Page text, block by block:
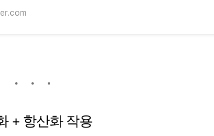
+ 항산화작용